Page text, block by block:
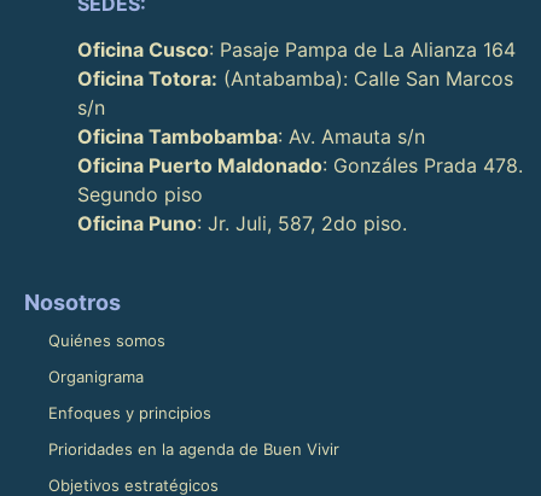
Oficina Cusco: Pasaje Pampa de La Alianza 164
Oficina Totora: (Antabamba): Calle San Marcos
s/n
Oficina Tambobamba: Av. Amauta s/n
Oficina Puerto Maldonado: Gonzáles Prada 478.
Segundo piso
Oficina Puno: Jr. Juli, 587, 2do piso.
Nosotros
Quiénes somos
Organigrama
Enfoques y principios
Prioridades en la agenda de Buen Vivir
Objetivos estratégicos